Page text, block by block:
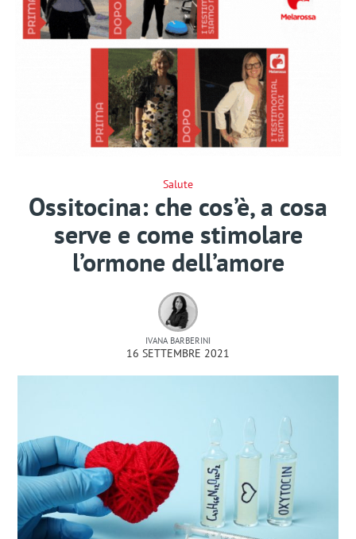
Salute
Ossitocina: che cos’è, a cosa
serve e come stimolare
l’ormone dell’amore
IVANA BARBERINI
16 SETTEMBRE 2021